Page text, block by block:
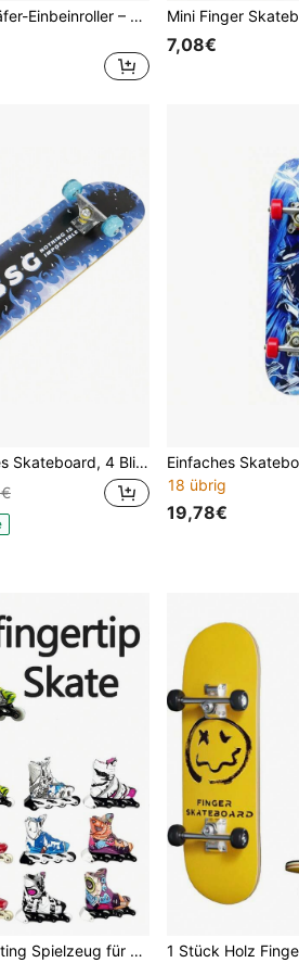
5-in-1 Marienkäfer-Einbeinroller – Kinderroller – Kinderspielzeug – mit Lenker – 3-fach verstellbarer Lenker – Sitzen, Gleiten, Stehen oder Schieben möglich – blinkende, leise, breite Räder – geeignet für Kinder von 2 bis 8 Jahren
7,08€
Licht, 250 kg, geräuschlos, Ahorn-Skateboard, 79 x 20 x 13 cm
18 übrig
19,78€
Mini Finger Skating Spielzeug für Jugendliche, neuer Stil Desktop Entspannungszubehör Kleines Spielzeug, zufälliges Muster & Farbe, Geburtstagsgeschenk, Karnevalsgeschenk, Weihnachtsgeschenk, Partner interaktives Spielzeug, Fingerspielzeug (Produkt mit zufälliger Farbe & Muster, handgefertigt kann leichte Abweichungen haben)